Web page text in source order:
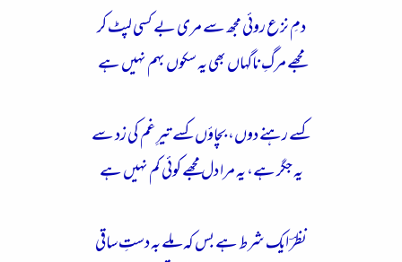
دمِ نزع روئی مجھ سے مری بے کسی لپٹ کر
مجھے مرگِ ناگہاں بھی یہ سکوں بہم نہیں ہے
کسے رہنے دوں، بچاؤں کسے تیرِ غم کی زد سے
یہ جگر ہے، یہ مرا دل مجھے کوئی کم نہیں ہے
نظرؔ ایک شرط ہے بس کہ ملے بہ دستِ ساقی